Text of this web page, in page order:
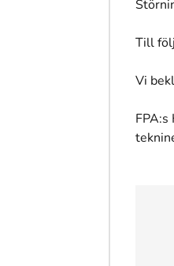
Till
Vi